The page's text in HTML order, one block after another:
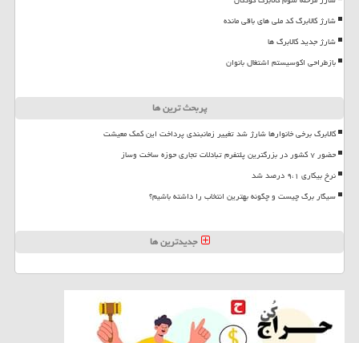
شارژ کالابرگ کد ملی های باقی مانده
شارژ جدید کالابرگ ها
بازطراحی اکوسیستم اشتغال بانوان
پربحث ترین ها
کالابرگ برخی خانوارها شارژ شد تغییر زمانبندی پرداخت این کمک معیشت
حضور ۷ کشور در بزرگترین پلتفرم تبادلات تجاری حوزه ساخت وساز
نرخ بیکاری ۹،۱ درصد شد
سیگار برگ چیست و چگونه بهترین انتخاب را داشته باشیم؟
جدیدترین ها